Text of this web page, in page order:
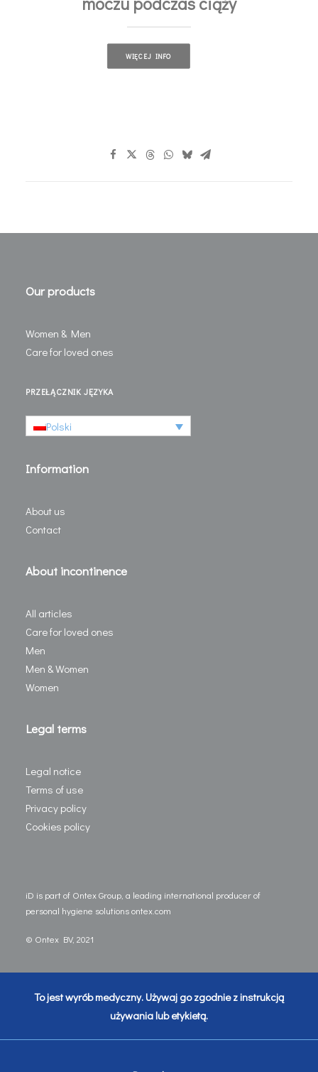
WIĘCEJ INFO
Our products
Women & Men
Care for loved ones
PRZEŁĄCZNIK JĘZYKA
Polski
Information
About us
Contact
About incontinence
All articles
Care for loved ones
Men
Men & Women
Women
Legal terms
Legal notice
Terms of use
Privacy policy
Cookies policy
iD is part of Ontex Group, a leading international producer of
personal hygiene solutionsontex.com
© Ontex BV, 2021
To jest wyrób medyczny. Używaj go zgodnie z instrukcją
używania lub etykietą.